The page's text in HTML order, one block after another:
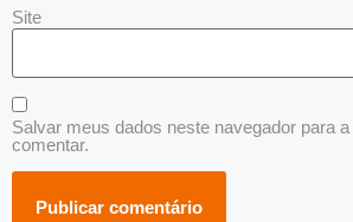
Site
Salvar meus dados neste navegador para
comentar.